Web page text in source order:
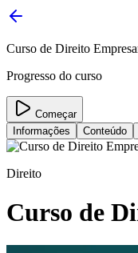
Curso de Direito
Progresso do curso
Começar
Informações
Conteúdo
Direito
Curso de